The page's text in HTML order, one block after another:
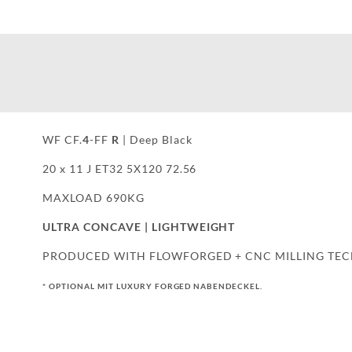
WF CF.4-FF R | Deep Black
20 x 11 J ET32 5X120 72.56
MAXLOAD 690KG
ULTRA CONCAVE | LIGHTWEIGHT
PRODUCED WITH FLOWFORGED + CNC MILLING
* OPTIONAL MIT LUXURY FORGED NABENDECKEL.